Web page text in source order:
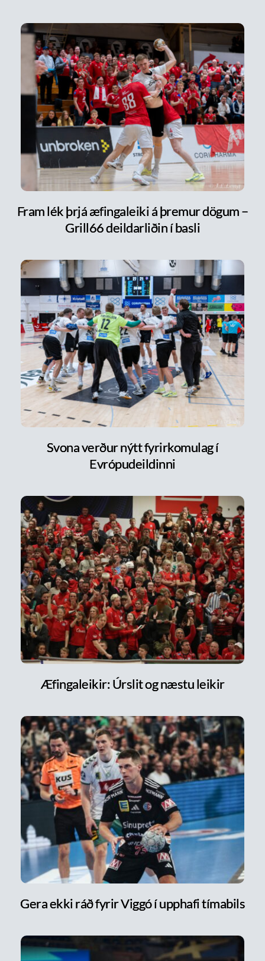
Fram lék þrjá æfingaleiki á þremur dögum –
Grill66 deildarliðin í basli
Svona verður nýtt fyrirkomulag í
Evrópudeildinni
Æfingaleikir: Úrslit og næstu leikir
Gera ekki ráð fyrir Viggó í upphafi tímabils